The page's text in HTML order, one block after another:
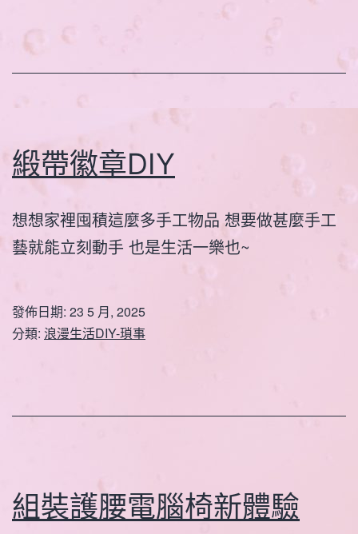
緞帶徽章DIY
想想家裡囤積這麼多手工物品 想要做甚麼手工
藝就能立刻動手 也是生活一樂也~
發佈日期: 23 5 月, 2025
分類: 浪漫生活DIY-瑣事
組裝護腰電腦椅新體驗